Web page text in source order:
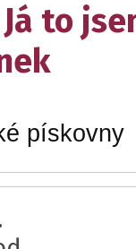
to
pískovny